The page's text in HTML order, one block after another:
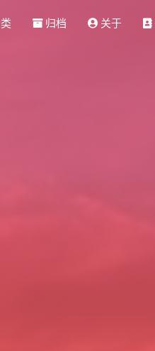
归档 关于